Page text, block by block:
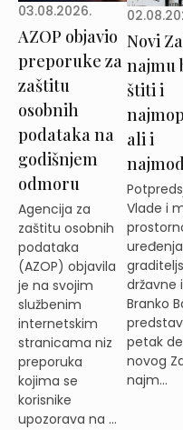
03.08.2026.
AZOP objavio
preporuke za
zaštitu
osobnih
podataka na
godišnjem
odmoru
Agencija za
zaštitu osobnih
podataka
(AZOP) objavila
je na svojim
službenim
internetskim
stranicama niz
preporuka
kojima se
korisnike
upozorava na ...
Novi
najmu
štiti i
ali i
Vlade i
državne
Branko
petak
novog
najm...